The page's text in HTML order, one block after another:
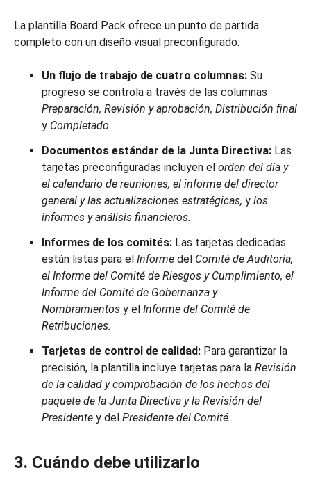
La plantilla Board Pack ofrece un punto de partida
completo con un diseño visual preconfigurado:
Un flujo de trabajo de cuatro columnas: Su
progreso se controla a través de las columnas
Preparación, Revisión y aprobación, Distribución final
y Completado.
Documentos estándar de la Junta Directiva: Las
tarjetas preconfiguradas incluyen el orden del día y
el calendario de reuniones, el informe del director
general y las actualizaciones estratégicas, y los
informes y análisis financieros.
Informes de los comités: Las tarjetas dedicadas
están listas para el Informe del Comité de Auditoría,
el Informe del Comité de Riesgos y Cumplimiento, el
Informe del Comité de Gobernanza y
Nombramientos y el Informe del Comité de
Retribuciones.
Tarjetas de control de calidad: Para garantizar la
precisión, la plantilla incluye tarjetas para la Revisión
de la calidad y comprobación de los hechos del
paquete de la Junta Directiva y la Revisión del
Presidente y del Presidente del Comité.
3. Cuándo debe utilizarlo